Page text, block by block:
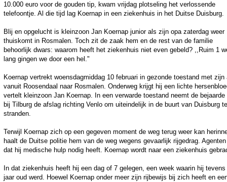
10.000 euro voor de gouden tip, kwam vrijdag plotseling het verlossende
telefoontje. Al die tijd lag Koernap in een ziekenhuis in het Duitse Duisburg.
Blij en opgelucht is kleinzoon Jan Koernap junior als zijn opa zaterdag weer
thuiskomt in Rosmalen. Toch zit de zaak hem en de rest van de familie
behoorlijk dwars: waarom heeft het ziekenhuis niet even gebeld? ,,Ruim 1
lang gingen we door een hel."
Koernap vertrekt woensdagmiddag 10 februari in gezonde toestand met zijn
vanuit Roosendaal naar Rosmalen. Onderweg krijgt hij een lichte
vertelt kleinzoon Jan Koernap. In een verwarde toestand neemt de bejaarde
bij Tilburg de afslag richting Venlo om uiteindelijk in de buurt van Duisburg te
stranden.
Terwijl Koernap zich op een gegeven moment de weg terug weer kan
haalt de Duitse politie hem van de weg wegens gevaarlijk rijgedrag.
dat hij medische hulp nodig heeft. Koernap wordt naar een ziekenhuis
In dat ziekenhuis heeft hij een dag of 7 gelegen, een week waarin hij tevens
jaar oud werd. Hoewel Koernap onder meer zijn rijbewijs bij zich heeft en